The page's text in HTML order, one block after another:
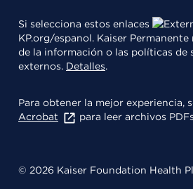
Si selecciona estos enlaces
KP.org/espanol. Kaiser
de la información o las políticas de
externos. Detalles.
Para obtener la mejor experiencia,
Acrobat
para leer archivos
© 2026 Kaiser Foundation Health